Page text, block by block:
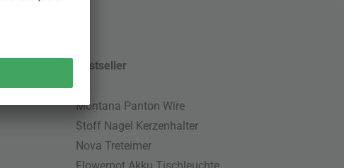
Bestseller
Montana Panton Wire
Stoff Nagel Kerzenhalter
Nova Treteimer